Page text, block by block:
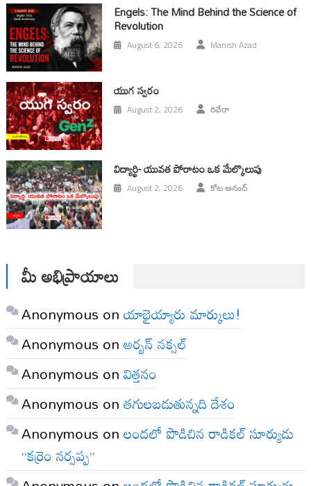
Engels: The Mind Behind the Science of
Revolution
August 6, 2026 Manish Azad
యుగ స్వ‌రం
August 2, 2026 రివేరా
విద్యార్థి- యువత పోరాటం ఒక మేల్కొలుపు
August 2, 2026 కోట ఆనంద్
మీ అభిప్రాయాలు
Anonymous onయాభైయ్యారు మార్కులు!
Anonymous onఅర్బన్ నక్సల్
Anonymous onవిత్తనం
Anonymous onతగులబడుతున్నది దేశం
Anonymous onలందలో పొడిచిన రాడికల్ సూర్యుడు
“కర్రెం నర్సప్ప”